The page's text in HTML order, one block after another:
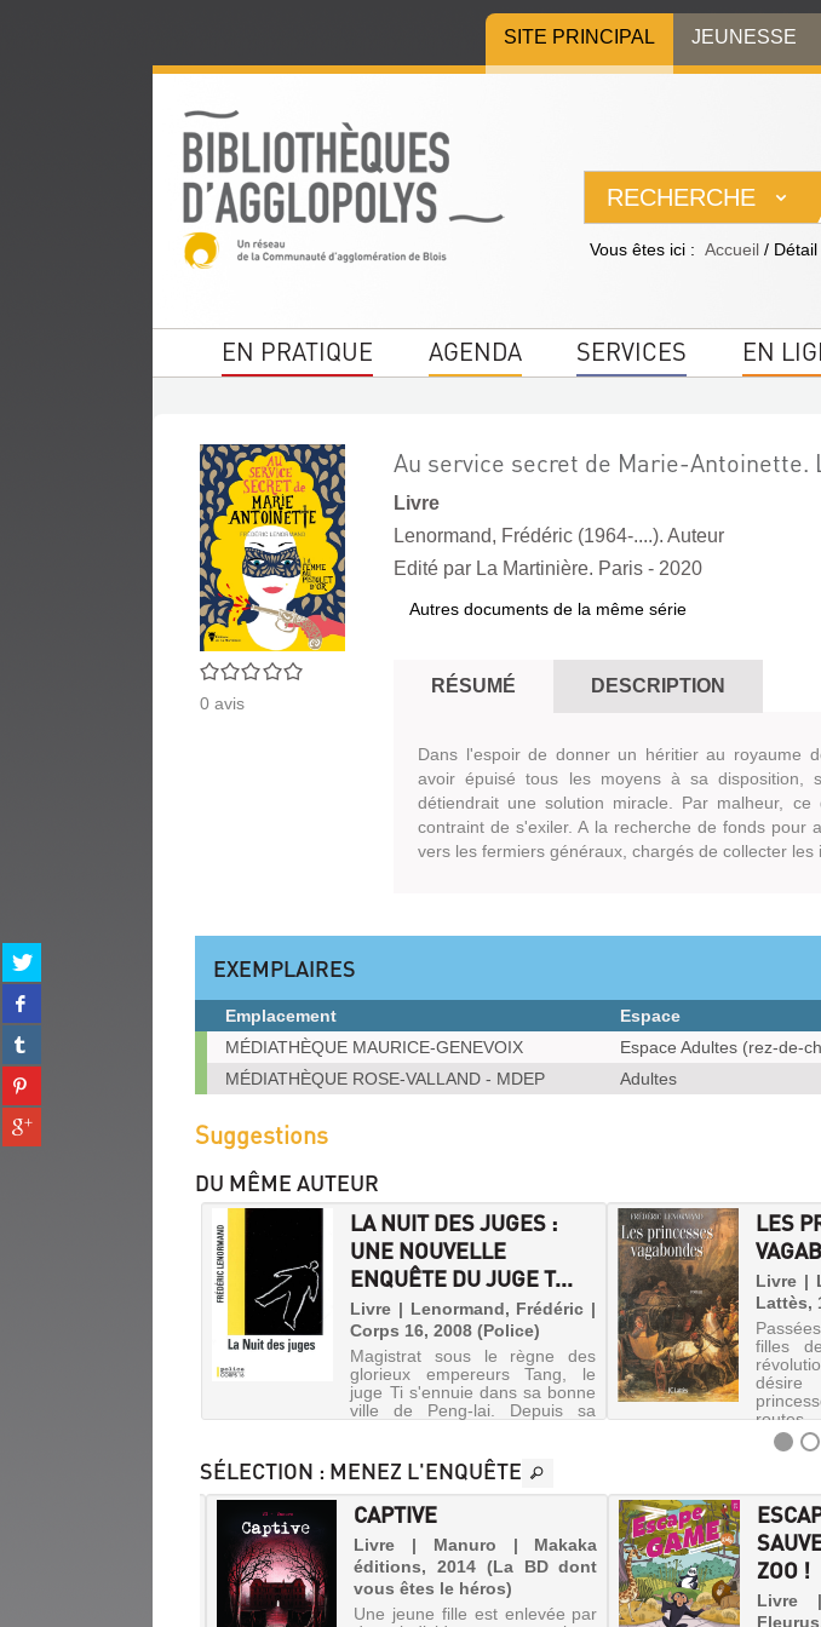
menu
contenu
la
SITE PRINCIPAL JEUNESSE
RECHERCHE
Vous êtes ici : Accueil /
EN PRATIQUE AGENDA SERVICES EN
Partager
sur
twitter
(Nouvelle
fenêtre)
Partager
sur
facebook
(Nouvelle
fenêtre)
Partager
sur
tumblr
(Nouvelle
fenêtre)
Partager
sur
pinterest
(Nouvelle
Partager
sur
0/5
0 avis
Au service secret de Marie-
Livre
Lenormand, Frédéric (1964-....). Auteur
Edité par La Martinière. Paris - 2020
Autres documents de la même série
RÉSUMÉ DESCRIPTION
Dans l'espoir de donner un héritier au royaume
avoir épuisé tous les moyens à sa disposition,
détiendrait une solution miracle. Par malheur,
contraint de s'exiler. A la recherche de fonds pour
vers les fermiers généraux, chargés de collecter
EXEMPLAIRES
Exemplaires
Emplacement Espace
MÉDIATHÈQUE MAURICE-GENEVOIX
Espace Adultes (rez-de-
MÉDIATHÈQUE ROSE-VALLAND - MDEP
Adultes
Suggestions
DU MÊME AUTEUR
LES
Livre |
Lattès,
filles
désire
LA NUIT DES JUGES :
UNE NOUVELLE
ENQUÊTE DU JUGE T...
Livre | Lenormand, Frédéric |
Corps 16, 2008 (Police)
Magistrat sous le règne des
glorieux empereurs Tang, le
juge Ti s'ennuie dans sa bonne
ville de Peng-lai. Depuis sa
lui font regretter la capitale.
Jusqu'au jour où il...
LES
PRINCESSES
SÉLECTION : MENEZ L'ENQUÊTE
ZOO !
Livre
CAPTIVE
Livre | Manuro | Makaka
éditions, 2014 (La BD dont
vous êtes le héros)
Une jeune fille est enlevée par